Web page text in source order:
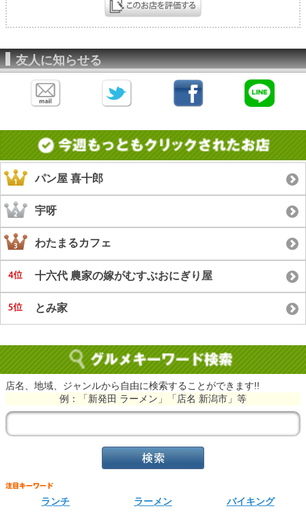
友人に知らせる
パン屋 喜十郎
宇呀
わたまるカフェ
十六代 農家の嫁がむすぶおにぎり屋
とみ家
店名、地域、ジャンルから自由に検索することができます!!
例：「新発田 ラーメン」「店名 新潟市」等
ランチ ラーメン
バイキング